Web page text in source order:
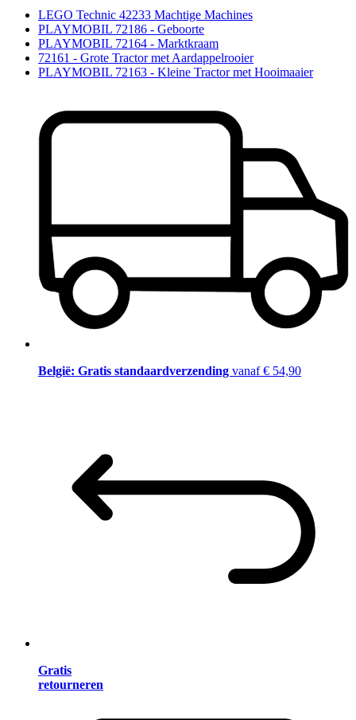
LEGO Technic 42233 Machtige Machines
PLAYMOBIL 72186 - Geboorte
PLAYMOBIL 72164 - Marktkraam
72161 - Grote Tractor met Aardappelrooier
PLAYMOBIL 72163 - Kleine Tractor met Hooimaaier
België: Gratis standaardverzending vanaf € 54,90
Gratis
retourneren